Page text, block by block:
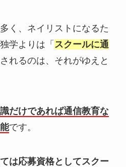
く、ネイリストになるた
学よりは「 スクールに通
れるのは、それがゆえと
だけであれば通信教育な
です。
は応募資格としてスクー